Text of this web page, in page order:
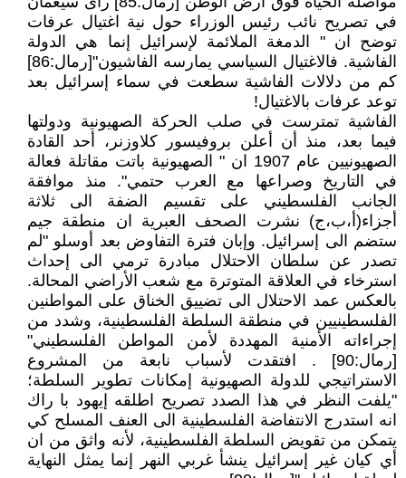
في تصريح نائب رئيس الوزراء حول نية اغتيال عرفات
توضح ان " الدمغة الملائمة لإسرائيل إنما هي الدولة
الفاشية. فالاغتيال السياسي يمارسه الفاشيون"[رمال:86]
كم من دلالات الفاشية سطعت في سماء إسرائيل بعد
توعد عرفات بالاغتيال!
الفاشية تمترست في صلب الحركة الصهيونية ودولتها
فيما بعد، منذ أن أعلن بروفيسور كلاوزنر، أحد القادة
الصهيونيين عام 1907 ان " الصهيونية باتت مقاتلة فعالة
في التاريخ وصراعها مع العرب حتمي". منذ موافقة
الجانب الفلسطيني على تقسيم الضفة الى ثلاثة
أجزاء(أ،ب،ج) نشرت الصحف العبرية ان منطقة جيم
ستضم الى إسرائيل. وإبان فترة التفاوض بعد أوسلو "لم
تصدر عن سلطان الاحتلال مبادرة ترمي الى إحداث
استرخاء في العلاقة المتوترة مع شعب الأراضي المحالة.
بالعكس عمد الاحتلال الى تضييق الخناق على المواطنين
الفلسطينيين في منطقة السلطة الفلسطينية، وشدد من
إجراءاته الأمنية المهددة لأمن المواطن الفلسطيني"
[رمال:90] . افتقدت لأسباب نابعة من المشروع
الاستراتيجي للدولة الصهيونية إمكانات تطوير السلطة؛
"يلفت النظر في هذا الصدد تصريح اطلقه إيهود با راك
انه استدرج الانتفاضة الفلسطينية الى العنف المسلح كي
يتمكن من تقويض السلطة الفلسطينية، لأنه واثق من ان
أي كيان غير إسرائيل ينشأ غربي النهر إنما يمثل النهاية